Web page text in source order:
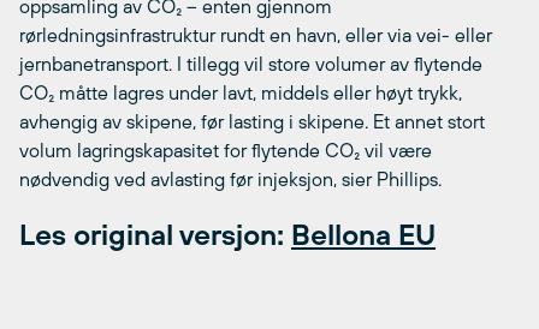
oppsamling av CO₂ – enten gjennom
rørledningsinfrastruktur rundt en havn, eller via vei- eller
jernbanetransport. I tillegg vil store volumer av flytende
CO₂ måtte lagres under lavt, middels eller høyt trykk,
avhengig av skipene, før lasting i skipene. Et annet stort
volum lagringskapasitet for flytende CO₂ vil være
nødvendig ved avlasting før injeksjon, sier Phillips.
Les original versjon: Bellona EU